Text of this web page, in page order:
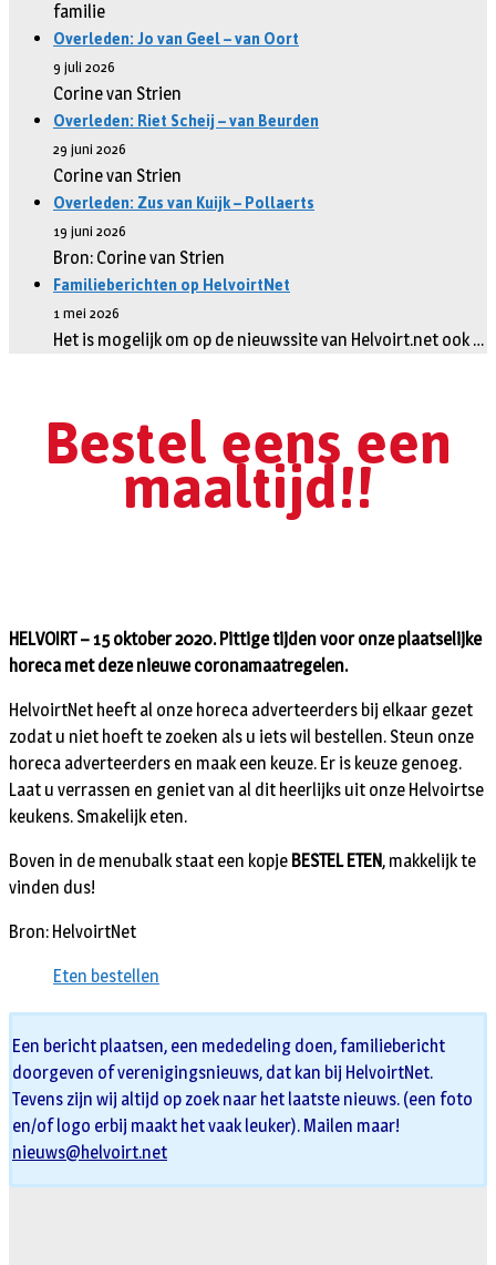
familie
Overleden: Jo van Geel – van Oort
9 juli 2026
Corine van Strien
Overleden: Riet Scheij – van Beurden
29 juni 2026
Corine van Strien
Overleden: Zus van Kuijk – Pollaerts
19 juni 2026
Bron: Corine van Strien
Familieberichten op HelvoirtNet
1 mei 2026
Het is mogelijk om op de nieuwssite van Helvoirt.net ook …
Bestel eens een
maaltijd!!
HELVOIRT – 15 oktober 2020. Pittige tijden voor onze plaatselijke
horeca met deze nieuwe coronamaatregelen.
HelvoirtNet heeft al onze horeca adverteerders bij elkaar gezet
zodat u niet hoeft te zoeken als u iets wil bestellen. Steun onze
horeca adverteerders en maak een keuze. Er is keuze genoeg.
Laat u verrassen en geniet van al dit heerlijks uit onze Helvoirtse
keukens. Smakelijk eten.
Boven in de menubalk staat een kopje BESTEL ETEN, makkelijk te
vinden dus!
Bron: HelvoirtNet
Eten bestellen
Een bericht plaatsen, een mededeling doen, familiebericht
doorgeven of verenigingsnieuws, dat kan bij HelvoirtNet.
Tevens zijn wij altijd op zoek naar het laatste nieuws. (een foto
en/of logo erbij maakt het vaak leuker). Mailen maar!
nieuws@helvoirt.net